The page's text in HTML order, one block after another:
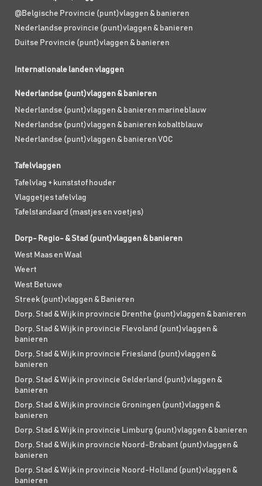
@Belgische Provincie (punt)vlaggen & banieren
Nederlandse provincie (punt)vlaggen & banieren
Duitse Provincie (punt)vlaggen & banieren
Internationale landen vlaggen
Nederlandse (punt)vlaggen & banieren
Nederlandse (punt)vlaggen & banieren marineblauw
Nederlandse (punt)vlaggen & banieren kobaltblauw
Nederlandse (punt)vlaggen & banieren VOC
Tafelvlaggen
Tafelvlag + kunststof houder
Vlaggetjes tafelvlag
Tafelstandaard (mastjes en voetjes)
Dorp- Regio- & Stad (punt)vlaggen & banieren
West Maas en Waal
Weert
West Betuwe
Streek (punt)vlaggen & Banieren
Dorp, Stad & Wijk in provincie Drenthe (punt)vlaggen & banieren
Dorp, Stad & Wijk in provincie Flevoland (punt)vlaggen &
banieren
Dorp, Stad & Wijk in provincie Friesland (punt)vlaggen &
banieren
Dorp, Stad & Wijk in provincie Gelderland (punt)vlaggen &
banieren
Dorp, Stad & Wijk in provincie Groningen (punt)vlaggen &
banieren
Dorp, Stad & Wijk in provincie Limburg (punt)vlaggen & banieren
Dorp, Stad & Wijk in provincie Noord-Brabant (punt)vlaggen &
banieren
Dorp, Stad & Wijk in provincie Noord-Holland (punt)vlaggen &
banieren